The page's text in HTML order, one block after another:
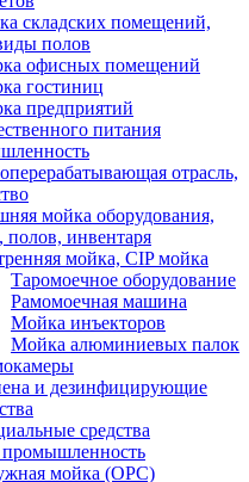
складских помещений,
полов
офисных помещений
гостиниц
предприятий
питания
отрасль,
мойка оборудования,
полов, инвентаря
мойка, CIP мойка
Таромоечное оборудование
Рамомоечная машина
Мойка инъекторов
Мойка алюминиевых палок
и дезинфицирующие
средства
мойка (ОРС)